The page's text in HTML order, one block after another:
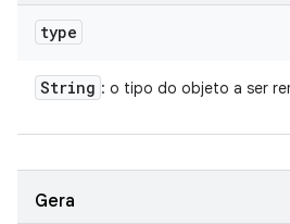
type
String : o tipo do objeto a ser
Gera